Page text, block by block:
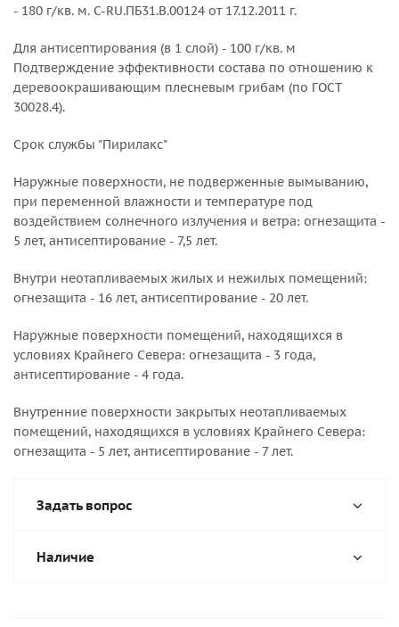
- 180 г/кв. м. C-RU.ПБ31.В.00124 от 17.12.2011 г.
Для антисептирования (в 1 слой) - 100 г/кв. м
Подтверждение эффективности состава по отношению к
деревоокрашивающим плесневым грибам (по ГОСТ
30028.4).
Срок службы "Пирилакс"
Наружные поверхности, не подверженные вымыванию,
при переменной влажности и температуре под
воздействием солнечного излучения и ветра: огнезащита -
5 лет, антисептирование - 7,5 лет.
Внутри неотапливаемых жилых и нежилых помещений:
огнезащита - 16 лет, антисептирование - 20 лет.
Наружные поверхности помещений, находящихся в
условиях Крайнего Севера: огнезащита - 3 года,
антисептирование - 4 года.
Внутренние поверхности закрытых неотапливаемых
помещений, находящихся в условиях Крайнего Севера:
огнезащита - 5 лет, антисептирование - 7 лет.
Задать вопрос
Наличие